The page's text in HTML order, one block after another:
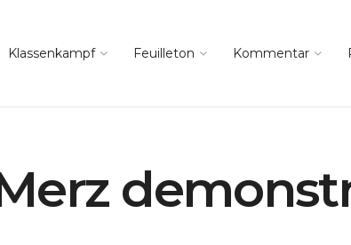
Klassenkampf Feuilleton Kommentar